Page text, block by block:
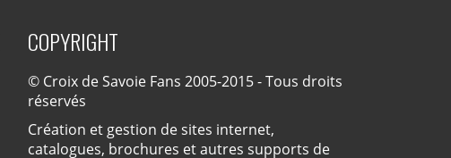
COPYRIGHT
© Croix de Savoie Fans 2005-2015 - Tous droits
réservés
Création et gestion de sites internet,
catalogues, brochures et autres supports de